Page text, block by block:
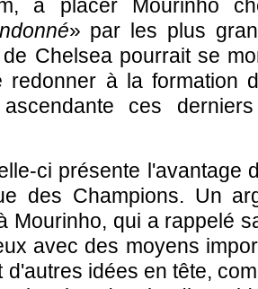
à placer Mourinho
» par les plus
Chelsea pourrait se
redonner à la formation
ces
ci présente l'avantage
des Champions. Un
Mourinho, qui a rappelé
avec des moyens
d'autres idées en tête,